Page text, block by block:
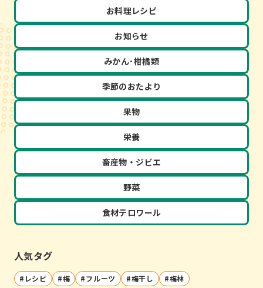
お料理レシピ
お知らせ
みかん･柑橘類
季節のおたより
果物
栄養
畜産物・ジビエ
野菜
食材テロワール
人気タグ
レシピ 梅 フルーツ 梅干し 梅林